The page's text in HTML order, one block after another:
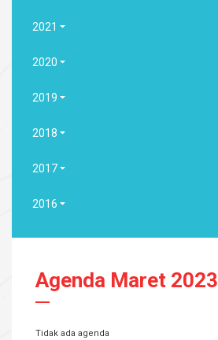
2021
2020
2019
2018
2017
2016
Agenda Maret 2023
Tidak ada agenda